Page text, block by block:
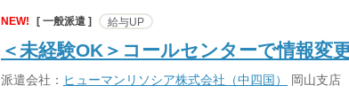
NEW! [ 一般派遣 ] 給与UP
＜未経験OK＞コールセンターで情報変
派遣会社： ヒューマンリソシア株式会社（中四国） 岡山支店